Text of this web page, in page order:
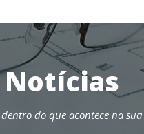
Notícias
do que acontece na sua